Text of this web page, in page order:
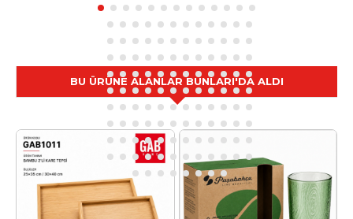
BU ÜRÜNE ALANLAR BUNLARI'DA ALDI